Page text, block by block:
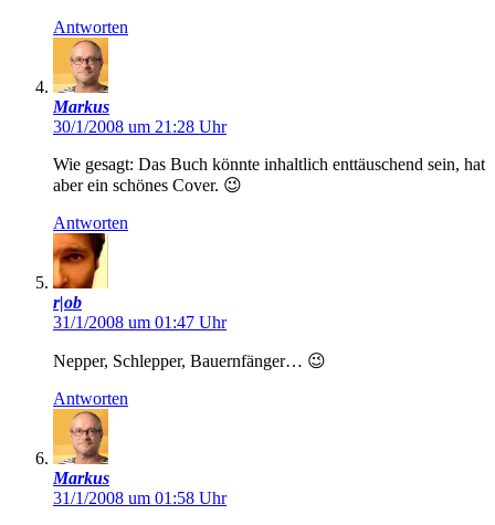
Antworten
Markus
30/1/2008 um 21:28 Uhr
Wie gesagt: Das Buch könnte inhaltlich enttäuschend sein, hat
aber ein schönes Cover. 😉
Antworten
r|ob
31/1/2008 um 01:47 Uhr
Nepper, Schlepper, Bauernfänger… 😉
Antworten
Markus
31/1/2008 um 01:58 Uhr